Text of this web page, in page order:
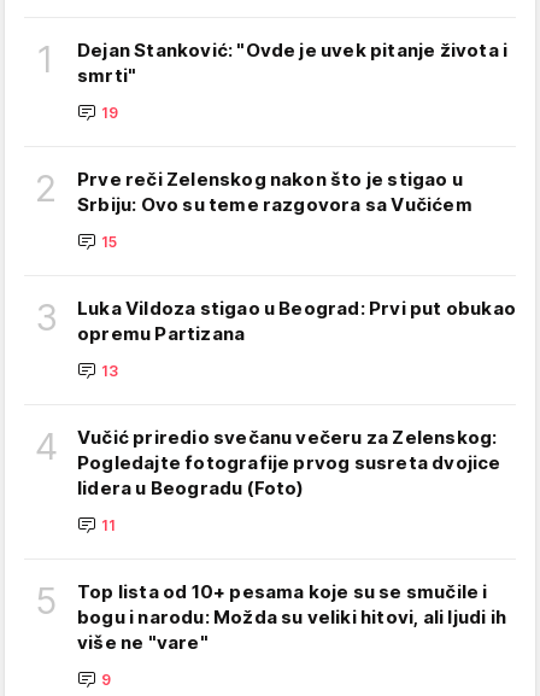
1
Dejan Stanković: "Ovde je uvek pitanje života i
smrti"
19
2
Prve reči Zelenskog nakon što je stigao u
Srbiju: Ovo su teme razgovora sa Vučićem
15
3
Luka Vildoza stigao u Beograd: Prvi put obukao
opremu Partizana
13
4
Vučić priredio svečanu večeru za Zelenskog:
Pogledajte fotografije prvog susreta dvojice
lidera u Beogradu (Foto)
11
5
Top lista od 10+ pesama koje su se smučile i
bogu i narodu: Možda su veliki hitovi, ali ljudi ih
više ne "vare"
9